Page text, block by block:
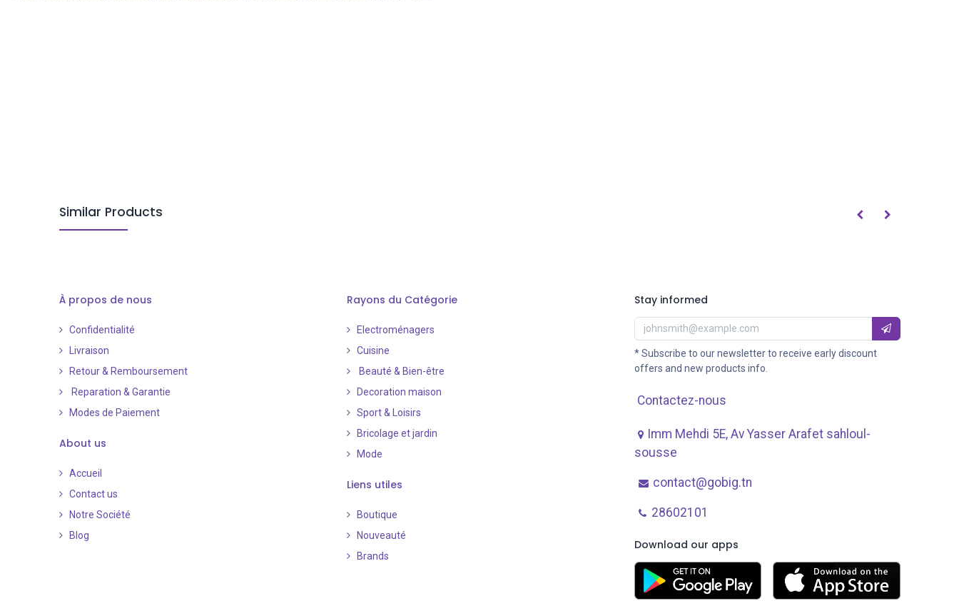
Similar Products
À propos de nous
Confidentialité
Livraison
Retour & Remboursement
Reparation & Garantie
Modes de Paiement​
About us
Accueil
Contact us
Notre Société
Blog
Rayons du Catégorie
Electroménagers
Cuisine
Beauté & Bien-être
Decoration maison
Sport & Loisirs
Bricolage et jardin
Mode
Liens utiles
Boutique
Nouveauté
Brands
Stay informed
* Subscribe to our newsletter to receive early discount
offers and new products info.
Contactez-nous
Imm Mehdi 5E, Av ​Yasser Arafet sahloul-
sousse
contact@gobig.tn
28602101
Download our apps